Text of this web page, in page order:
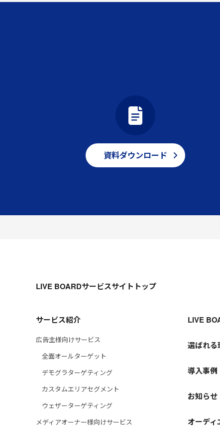
資料ダウンロード
LIVE BOARDサービスサイトトップ
サービス紹介
広告主様向けサービス
全面オールターゲット
デモグラターゲティング
カスタムエリアセグメント
ウェザーターゲティング
メディアオーナー様向けサービス
LIVE
選ばれる
導入事例
お知らせ
オーディ